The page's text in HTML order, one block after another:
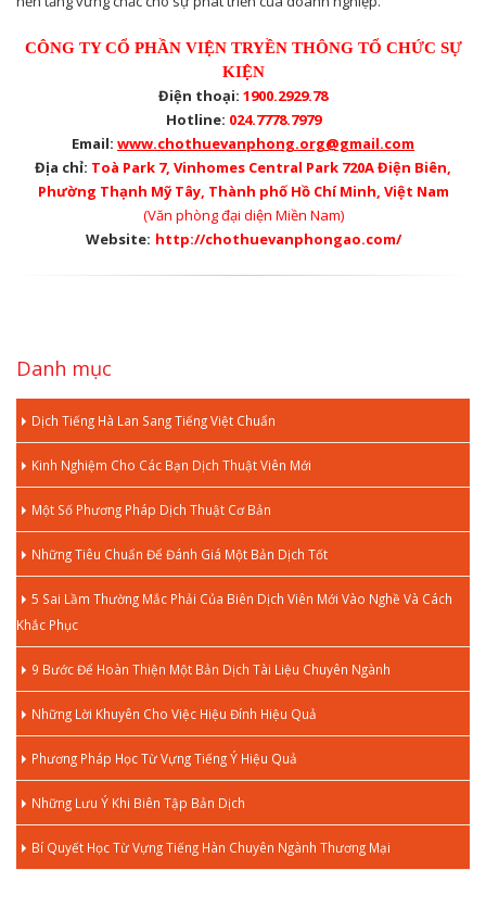
CÔNG TY CỔ PHẦN VIỆN TRYỀN THÔNG TỔ CHỨC SỰ
KIỆN
Điện thoại: 1900.2929.78
Hotline: 024.7778.7979
Email: www.chothuevanphong.org@gmail.com
Địa chỉ: Toà Park 7, Vinhomes Central Park 720A Điện Biên,
Phường Thạnh Mỹ Tây, Thành phố Hồ Chí Minh, Việt Nam
(Văn phòng đại diện Miền Nam)
Website: http://chothuevanphongao.com/
Danh mục
Dịch Tiếng Hà Lan Sang Tiếng Việt Chuẩn
Kinh Nghiệm Cho Các Bạn Dịch Thuật Viên Mới
Một Số Phương Pháp Dịch Thuật Cơ Bản
Những Tiêu Chuẩn Để Đánh Giá Một Bản Dịch Tốt
5 Sai Lầm Thường Mắc Phải Của Biên Dịch Viên Mới Vào Nghề Và Cách
Khắc Phục
9 Bước Để Hoàn Thiện Một Bản Dịch Tài Liệu Chuyên Ngành
Những Lời Khuyên Cho Việc Hiệu Đính Hiệu Quả
Phương Pháp Học Từ Vựng Tiếng Ý Hiệu Quả
Những Lưu Ý Khi Biên Tập Bản Dịch
Bí Quyết Học Từ Vựng Tiếng Hàn Chuyên Ngành Thương Mại